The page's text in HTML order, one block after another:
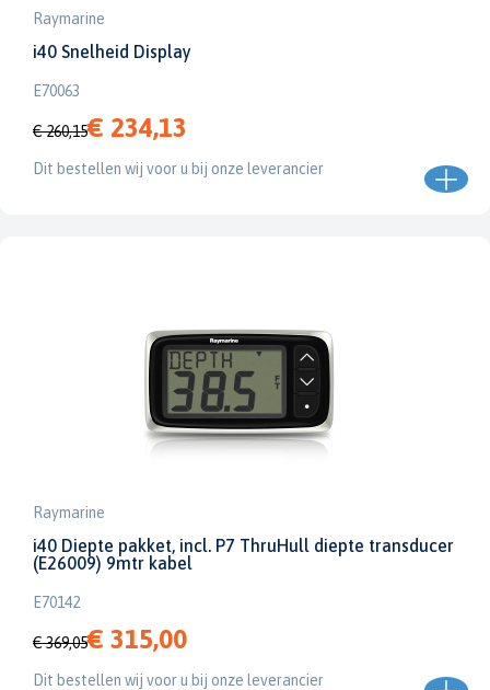
Raymarine
i40 Snelheid Display
E70063
€ 260,15€ 234,13
Dit bestellen wij voor u bij onze leverancier
Raymarine
i40 Diepte pakket, incl. P7 ThruHull diepte transducer
(E26009) 9mtr kabel
E70142
€ 369,05€ 315,00
Dit bestellen wij voor u bij onze leverancier